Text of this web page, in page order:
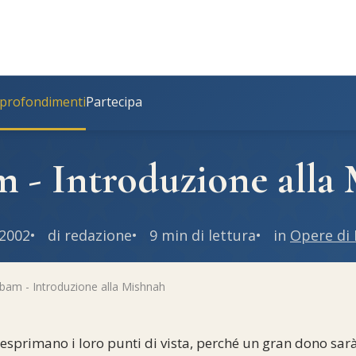
Partecipa
- Introduzione alla
di redazione 9 min di lettura in Opere di
- Introduzione alla Mishnah
i loro punti di vista, perché un gran dono